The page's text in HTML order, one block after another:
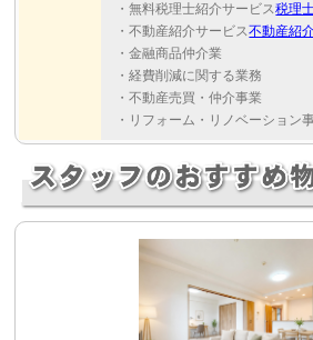
・無料税理士紹介サービス税理
・不動産紹介サービス不動産紹
・金融商品仲介業
・経費削減に関する業務
・不動産売買・仲介事業
・リフォーム・リノベーション